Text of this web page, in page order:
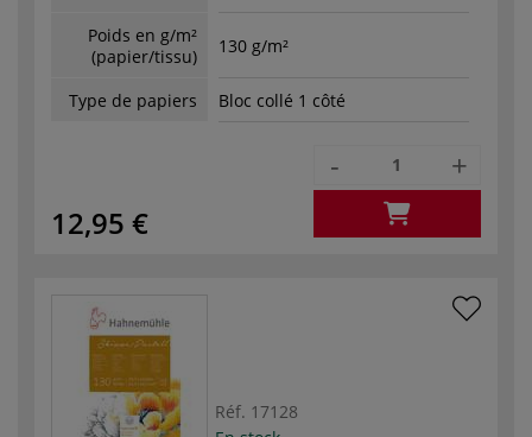
Poids en g/m²
(papier/tissu)
130 g/m²
Type de papiers Bloc collé 1 côté
12,95 €
- +
Réf. 17128